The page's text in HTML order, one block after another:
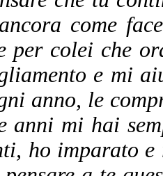
come
per colei che
e mi
anno, le
anni mi hai
ho imparato